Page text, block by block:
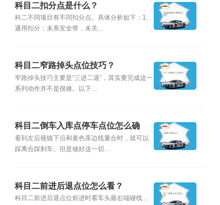
科目二扣分点是什么？
科二不同项目有不同扣分点。具体分析如下：1、
通用扣分：未系安全带，未关...
科目二窄路掉头点位技巧？
窄路掉头技巧主要是“三进二退”，其实要完成这一
系列动作并不是很难。以下...
科目二倒车入库点停车点位怎么确
定？
看到左后视镜下沿和黄色库边线重合时，就可以
踩离合踩刹车。但是做好这一切...
科目二前进后退点位怎么看？
科目二前进后退点位前进时看车头最右端碰线，